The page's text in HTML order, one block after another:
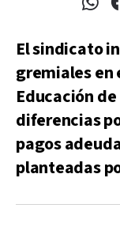
El sindicato
gremiales en
Educación
diferencias
pagos
planteadas